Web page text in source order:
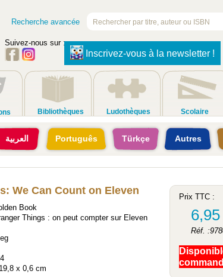
Recherche avancée
Suivez-nous sur :
Inscrivez-vous à la newsletter !
Bibliothèques Ludothèques Scolaire
العربية Português Türkçe Autres
We Can Count on Eleven
Book
Things : on peut compter sur Eleven
x 0,6 cm
Prix TTC :
Réf.